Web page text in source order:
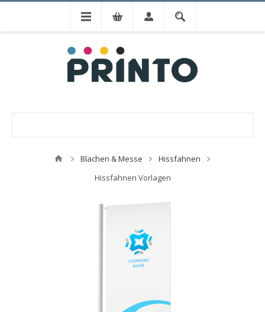
Blachen & Messe
Hissfahnen
Hissfahnen Vorlagen